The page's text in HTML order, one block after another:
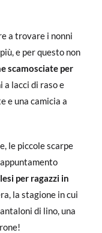
a trovare i nonni
e per questo non
scamosciate per
a lacci di raso e
e una camicia a
le piccole scarpe
per ragazzi in
la stagione in cui
di lino, una